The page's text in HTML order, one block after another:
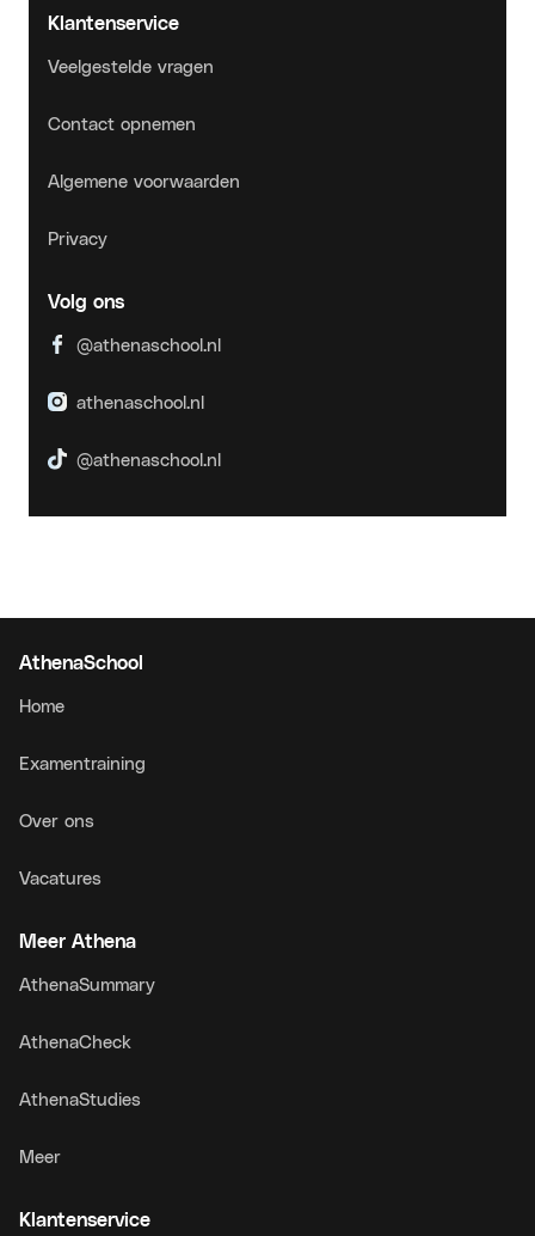
AthenaSchool
Home
Examentraining
Over ons
Vacatures
Meer Athena
AthenaSummary
AthenaCheck
AthenaStudies
Meer
Klantenservice